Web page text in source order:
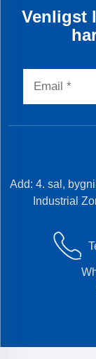
Venligst
Add: 4. sal,
Industrial